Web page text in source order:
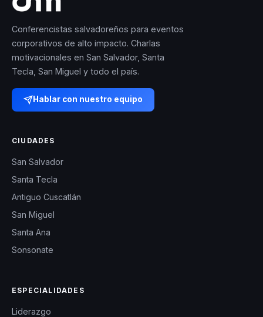
Conferencistas salvadoreños para eventos
corporativos de alto impacto. Charlas
motivacionales en San Salvador, Santa
Tecla, San Miguel y todo el país.
Hablar con nuestro equipo
CIUDADES
San Salvador
Santa Tecla
Antiguo Cuscatlán
San Miguel
Santa Ana
Sonsonate
ESPECIALIDADES
Liderazgo